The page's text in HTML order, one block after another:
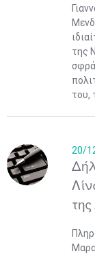
της
του,
20/